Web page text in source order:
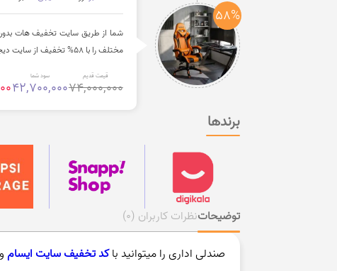
58%
شما از طریق سایت تخفیف هات بدون
مختلف را با 58% تخفیف از سایت دیجی کالا سفارش دهید.
قیمت قدیم
74,000,000
سود شما
42,700,000
برندها
توضیحاتنظرات کاربران (0)
صندلی اداری را میتوانید با کد تخفیف سایت ایسام